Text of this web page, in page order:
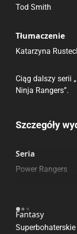
Tod Smith
Tłumaczenie
Katarzyna
Ciąg dalszy serii
Ninja Rangers”.
Porównaj
Szczegóły
Seria
Power Rangers
Fantasy
Superbohaterskie